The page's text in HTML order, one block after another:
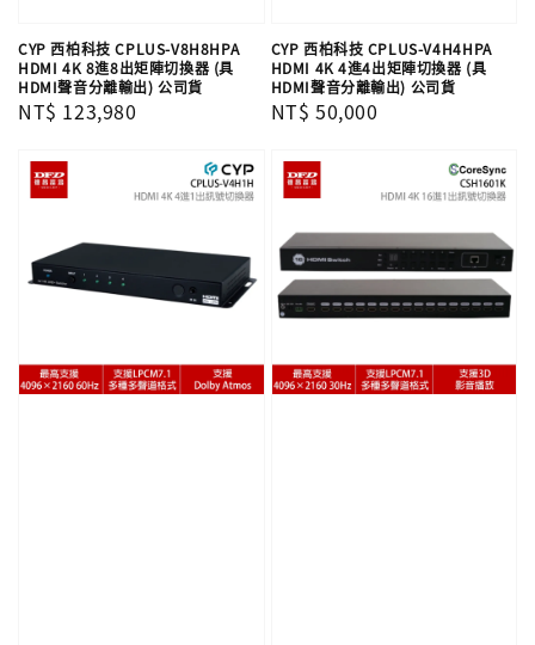
CYP 西柏科技 CPLUS-V8H8HPA
HDMI 4K 8進8出矩陣切換器 (具
HDMI聲音分離輸出) 公司貨
Regular
NT$ 123,980
CYP 西柏科技 CPLUS-V4H4HPA
HDMI 4K 4進4出矩陣切換器 (具
HDMI聲音分離輸出) 公司貨
Regular
NT$ 50,000